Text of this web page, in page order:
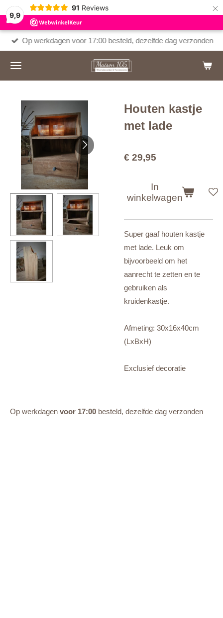
9,9
91 Reviews ×
Op werkdagen voor 17:00 besteld, dezelfde dag verzonden
Houten kastje
met lade
€ 29,95
In
winkelwagen
Super gaaf houten kastje
met lade. Leuk om
bijvoorbeeld om het
aanrecht te zetten en te
gebruiken als
kruidenkastje.
Afmeting: 30x16x40cm
(LxBxH)
Exclusief decoratie
Op werkdagen voor 17:00 besteld, dezelfde dag verzonden